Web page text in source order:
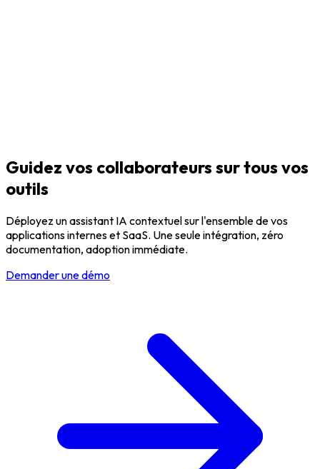
Guidez vos collaborateurs sur tous vos
outils
Déployez un assistant IA contextuel sur l'ensemble de vos
applications internes et SaaS. Une seule intégration, zéro
documentation, adoption immédiate.
Demander une démo